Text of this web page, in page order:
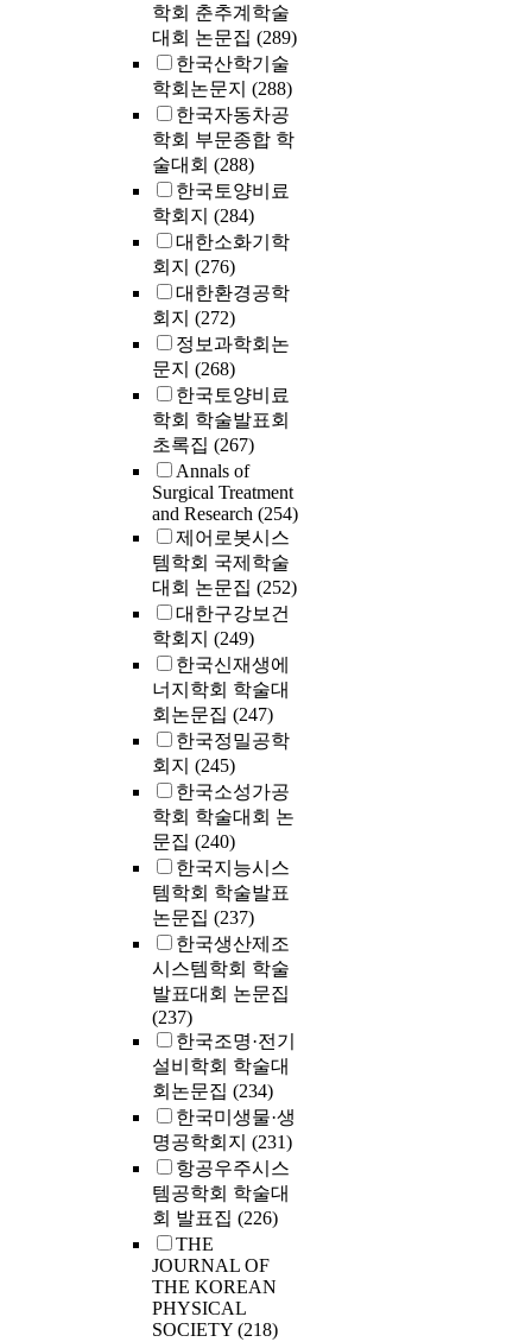
학회 춘추계학술
대회 논문집 (289)
한국산학기술
학회논문지 (288)
한국자동차공
학회 부문종합 학
술대회 (288)
한국토양비료
학회지 (284)
대한소화기학
회지 (276)
대한환경공학
회지 (272)
정보과학회논
문지 (268)
한국토양비료
학회 학술발표회
초록집 (267)
Annals of
Surgical Treatment
and Research (254)
제어로봇시스
템학회 국제학술
대회 논문집 (252)
대한구강보건
학회지 (249)
한국신재생에
너지학회 학술대
회논문집 (247)
한국정밀공학
회지 (245)
한국소성가공
학회 학술대회 논
문집 (240)
한국지능시스
템학회 학술발표
논문집 (237)
한국생산제조
시스템학회 학술
발표대회 논문집
(237)
한국조명·전기
설비학회 학술대
회논문집 (234)
한국미생물·생
명공학회지 (231)
항공우주시스
템공학회 학술대
회 발표집 (226)
THE
JOURNAL OF
THE KOREAN
PHYSICAL
SOCIETY (218)